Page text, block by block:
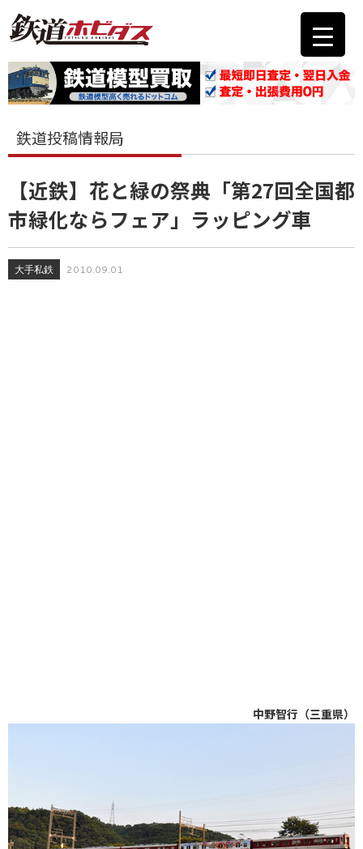
鉄道投稿情報局
【近鉄】花と緑の祭典「第27回全国都
市緑化ならフェア」ラッピング車
大手私鉄 2010.09.01
中野智行（三重県）